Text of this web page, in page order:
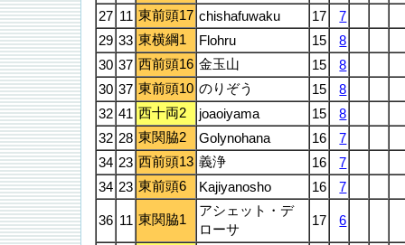
27 11 東前頭17 chishafuwaku 17
7
29 33 東横綱1 Flohru 15
8
30 37 西前頭16 金玉山 15
8
30 37 東前頭10 のりぞう 15
8
32 41 西十両2 joaoiyama 15
8
32 28 東関脇2 Golynohana 16
7
34 23 西前頭13 義浄 16
7
34 23 東前頭6 Kajiyanosho 16 7
36 11 東関脇1
アシェット・デ
ローサ
17 6